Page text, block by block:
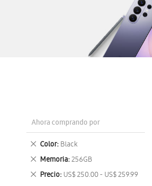
Ahora comprando por
Color Black
Eliminar
este
artículo
Memoria 256GB
Eliminar
este
artículo
Precio US$ 250.00 - US$ 259.99
Eliminar